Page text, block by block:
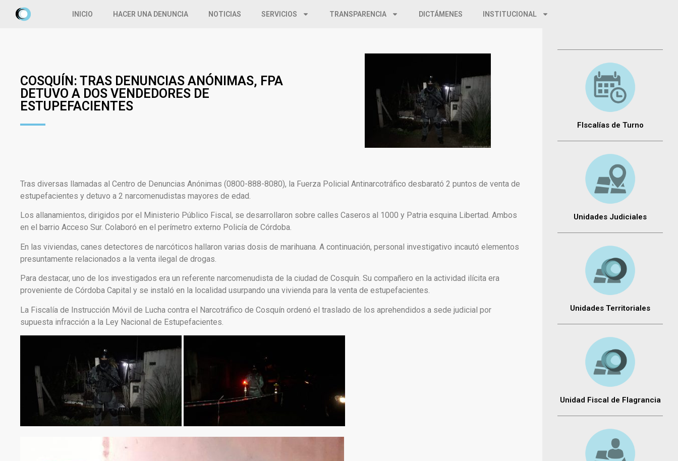
INICIO HACER UNA DENUNCIA NOTICIAS SERVICIOS TRANSPARENCIA DICTÁMENES INSTITUCIONAL
COSQUÍN: TRAS DENUNCIAS ANÓNIMAS, FPA
DETUVO A DOS VENDEDORES DE
ESTUPEFACIENTES
Tras diversas llamadas al Centro de Denuncias Anónimas (0800-888-8080), la Fuerza Policial Antinarcotráfico desbarató 2 puntos de venta de
estupefacientes y detuvo a 2 narcomenudistas mayores de edad.
Los allanamientos, dirigidos por el Ministerio Público Fiscal, se desarrollaron sobre calles Caseros al 1000 y Patria esquina Libertad. Ambos
en el barrio Acceso Sur. Colaboró en el perímetro externo Policía de Córdoba.
En las viviendas, canes detectores de narcóticos hallaron varias dosis de marihuana. A continuación, personal investigativo incautó elementos
presuntamente relacionados a la venta ilegal de drogas.
Para destacar, uno de los investigados era un referente narcomenudista de la ciudad de Cosquín. Su compañero en la actividad ilícita era
proveniente de Córdoba Capital y se instaló en la localidad usurpando una vivienda para la venta de estupefacientes.
La Fiscalía de Instrucción Móvil de Lucha contra el Narcotráfico de Cosquín ordenó el traslado de los aprehendidos a sede judicial por
supuesta infracción a la Ley Nacional de Estupefacientes.
FIscalías de Turno
Unidades Judiciales
Unidades Territoriales
Unidad Fiscal de Flagrancia